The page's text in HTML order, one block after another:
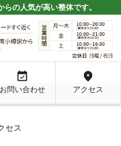
の人気が高い整体です。
event_available
お問い合わせ
location_on
アクセス
セス